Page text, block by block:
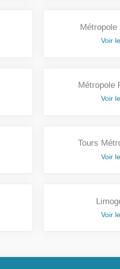
Voir
Métropole
Voir
Tours
Voir
Voir